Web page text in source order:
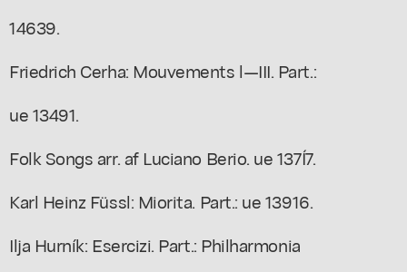
14639.
Friedrich Cerha: Mouvements l—III. Part.:
ue 13491.
Folk Songs arr. af Luciano Berio. ue 137Í7.
Karl Heinz Füssl: Miorita. Part.: ue 13916.
Ilja Hurník: Esercizi. Part.: Philharmonia